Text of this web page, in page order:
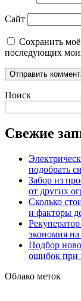
Сайт
Сохранить моё
последующих
Поиск
Свежие
подобрать
Забор из
от других
Сколько
и факторы
экономия
Подбор
ошибок при
Облако меток